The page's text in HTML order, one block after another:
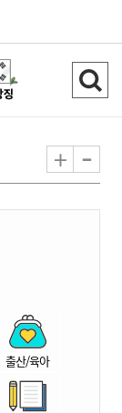
검
색
기
+ -
출산/육아